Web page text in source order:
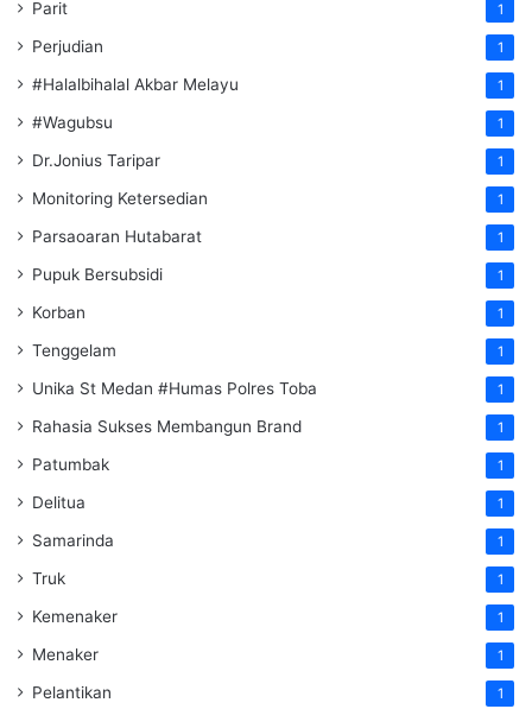
Parit 1
Perjudian 1
#Halalbihalal Akbar Melayu 1
#Wagubsu 1
Dr.Jonius Taripar 1
Monitoring Ketersedian 1
Parsaoaran Hutabarat 1
Pupuk Bersubsidi 1
Korban 1
Tenggelam 1
Unika St Medan #Humas Polres Toba 1
Rahasia Sukses Membangun Brand 1
Patumbak 1
Delitua 1
Samarinda 1
Truk 1
Kemenaker 1
Menaker 1
Pelantikan 1